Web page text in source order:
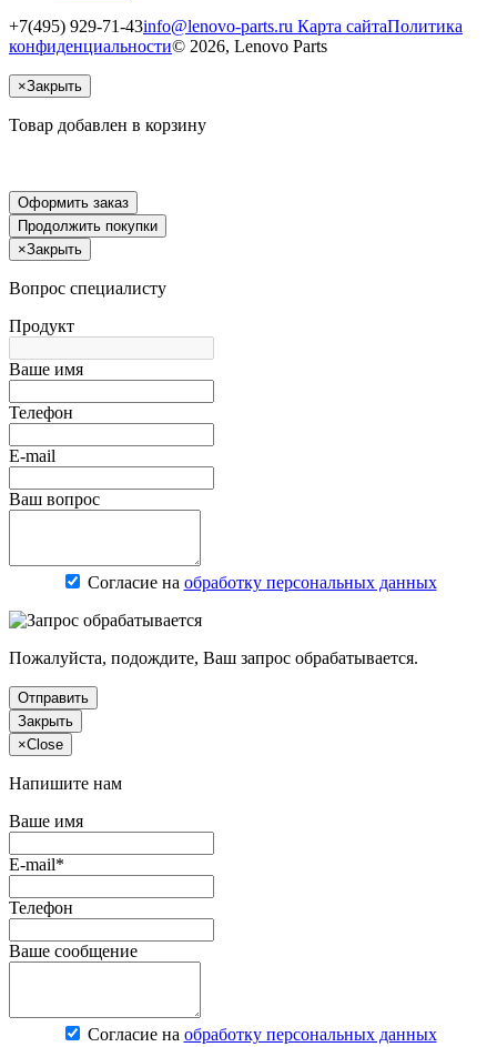
+7(495) 929-71-43info@lenovo-parts.ru Карта сайтаПолитика
конфиденциальности© 2026, Lenovo Parts
×Закрыть
Товар добавлен в корзину
Оформить заказ
Продолжить покупки
×Закрыть
Вопрос специалисту
Продукт
Ваше имя
Телефон
E-mail
Ваш вопрос
Согласие на обработку персональных данных
Пожалуйста, подождите, Ваш запрос обрабатывается.
Отправить
Закрыть
×Close
Напишите нам
Ваше имя
E-mail*
Телефон
Ваше сообщение
Согласие на обработку персональных данных